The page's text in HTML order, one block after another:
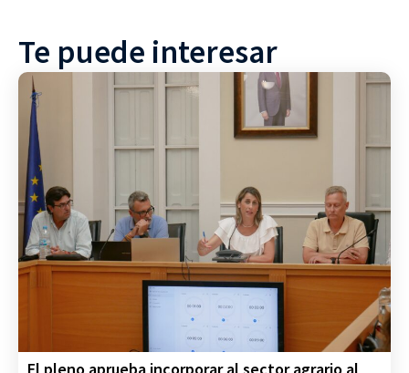
Te puede interesar
El pleno aprueba incorporar al sector agrario al